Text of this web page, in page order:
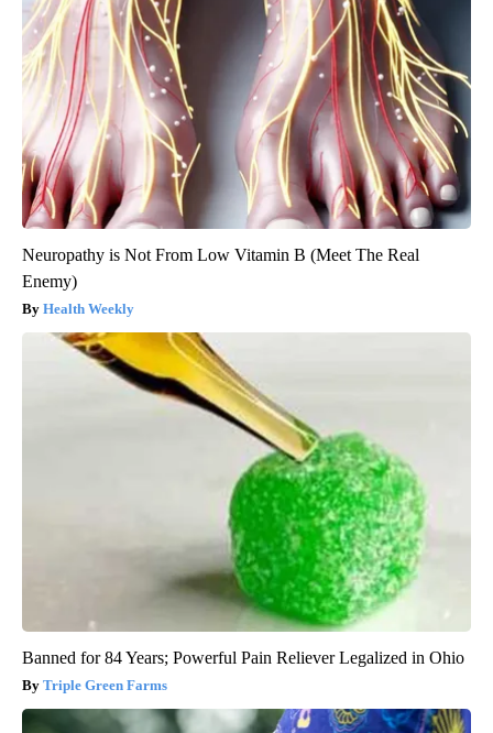
Neuropathy is Not From Low Vitamin B (Meet The Real
Enemy)
Health Weekly
Banned for 84 Years; Powerful Pain Reliever Legalized in Ohio
Triple Green Farms